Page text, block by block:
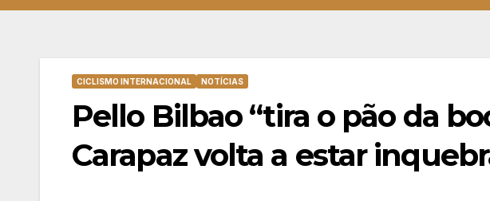
CICLISMO INTERNACIONAL NOTÍCIAS
Pello Bilbao “tira o pão da
Carapaz volta a estar